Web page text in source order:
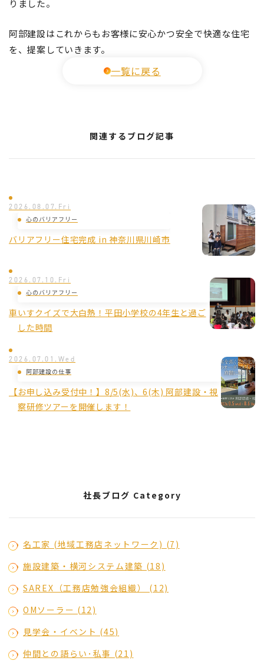
りました。
阿部建設はこれからもお客様に安心かつ安全で快適な住宅
を、提案していきます。
一覧に戻る
関連するブログ記事
バリアフリー住宅完成 in 神奈川県川崎市
心のバリアフリー
2026.08.07.Fri
車いすクイズで大白熱！平田小学校の4年生と過ご
した時間
心のバリアフリー
2026.07.10.Fri
【お申し込み受付中！】8/5(水)、6(木) 阿部建設・視
察研修ツアーを開催します！
阿部建設の仕事
2026.07.01.Wed
社長ブログ Category
名工家 (地域工務店ネットワーク) (7)
施設建築・横河システム建築 (18)
SAREX（工務店勉強会組織） (12)
OMソーラー (12)
見学会・イベント (45)
仲間との語らい･私事 (21)